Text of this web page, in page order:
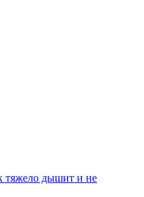
тяжело дышит и не